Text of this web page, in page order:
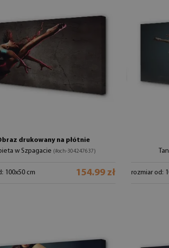
drukowany na płótnie
w Szpagacie (#och-304247637)
100x50 cm 154.99 zł rozmiar od: